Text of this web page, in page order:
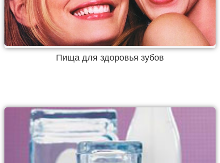
Пища для здоровья зубов